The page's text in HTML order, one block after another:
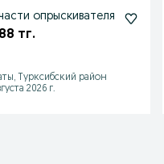
опрыскивателя
тг.
Турксибский район
2026 г.